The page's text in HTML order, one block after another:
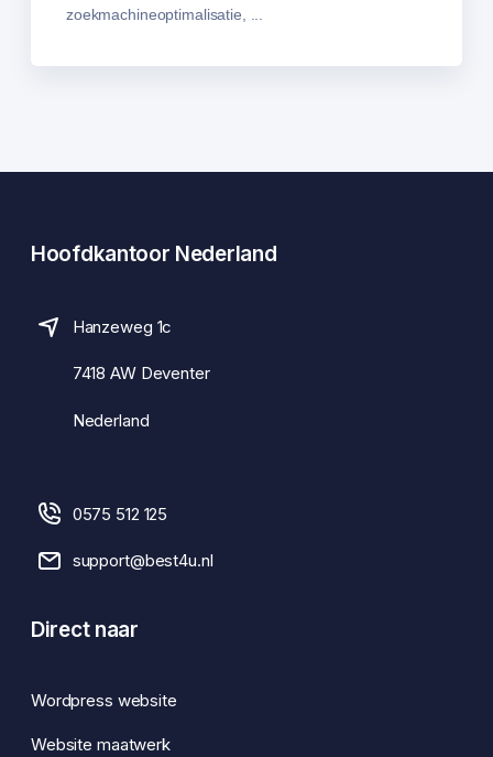
zoekmachineoptimalisatie, ...
Hoofdkantoor Nederland
Hanzeweg 1c
7418 AW Deventer
Nederland
0575 512 125
support@best4u.nl
Direct naar
Wordpress website
Website maatwerk